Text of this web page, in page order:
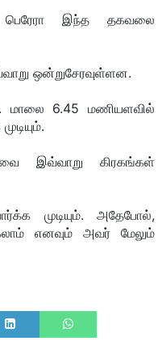
இந்த தகவலை
ஒன்றுசேரவுள்ளன.
மாலை 6.45 மணியளவில்
இவ்வாறு கிரகங்கள்
முடியும். அதேபோல்,
எனவும் அவர் மேலும்